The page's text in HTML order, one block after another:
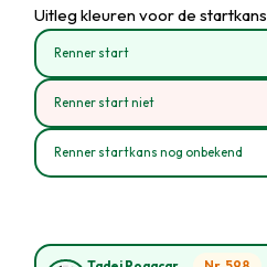
Uitleg kleuren voor de startkans
Renner start
Renner start niet
Renner startkans nog onbekend